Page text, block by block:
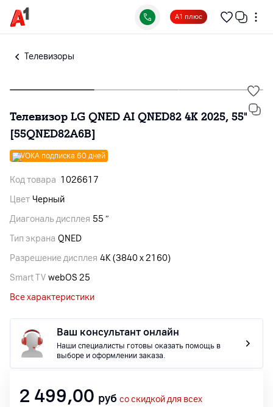
А1 плюс
Телевизоры
Телевизор LG QNED AI QNED82 4K 2025, 55"
[55QNED82A6B]
VOKA подписка 60 дней
Код товара 1026617
Цвет Черный
Диагональ дисплея 55 ″
Тип экрана QNED
Разрешение дисплея 4K (3840 x 2160)
Smart TV webOS 25
Все характеристики
Ваш консультант онлайн
Наши специалисты готовы оказать помощь в
выборе и оформлении заказа.
2 499,00 руб со скидкой для всех